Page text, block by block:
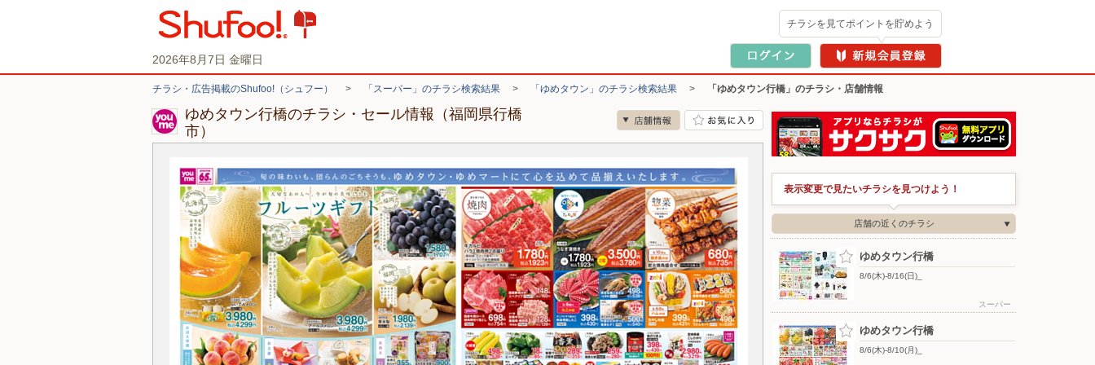
2026年8月7日 金曜日
チラシを見てポイントを貯めよう
チラシ・広告掲載のShufoo!（シュフー） > 「スーパー」のチラシ検索結果 > 「ゆめタウン」のチラシ検索結果 > 「ゆめタウン行橋」のチラシ・店舗情報
ゆめタウン行橋のチラシ・セール情報（福岡県行橋
市）
表示変更で見たいチラシを見つけよう！
店舗の近くのチラシ
ゆめタウン行橋
8/6(木)-8/16(日)_
スーパー
ゆめタウン行橋
8/6(木)-8/10(月)_